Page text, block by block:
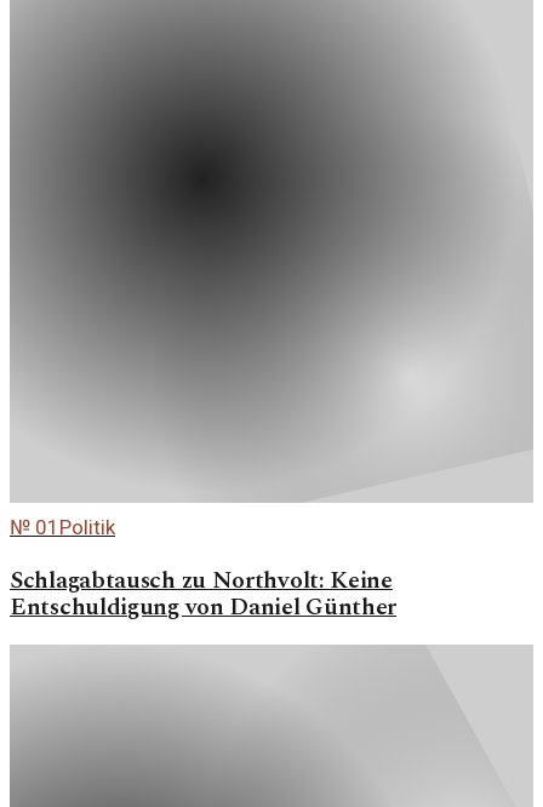
№ 01 Politik
Schlagabtausch zu Northvolt: Keine
Entschuldigung von Daniel Günther